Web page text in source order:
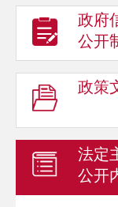
政府
公开
政策
法定
公开